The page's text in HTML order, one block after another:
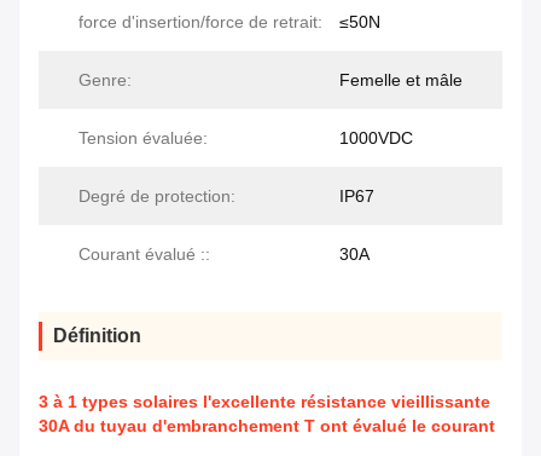
force d'insertion/force de retrait: ≤50N
Genre: Femelle et mâle
Tension évaluée: 1000VDC
Degré de protection: IP67
Courant évalué :: 30A
Définition
3 à 1 types solaires l'excellente résistance vieillissante
30A du tuyau d'embranchement T ont évalué le courant